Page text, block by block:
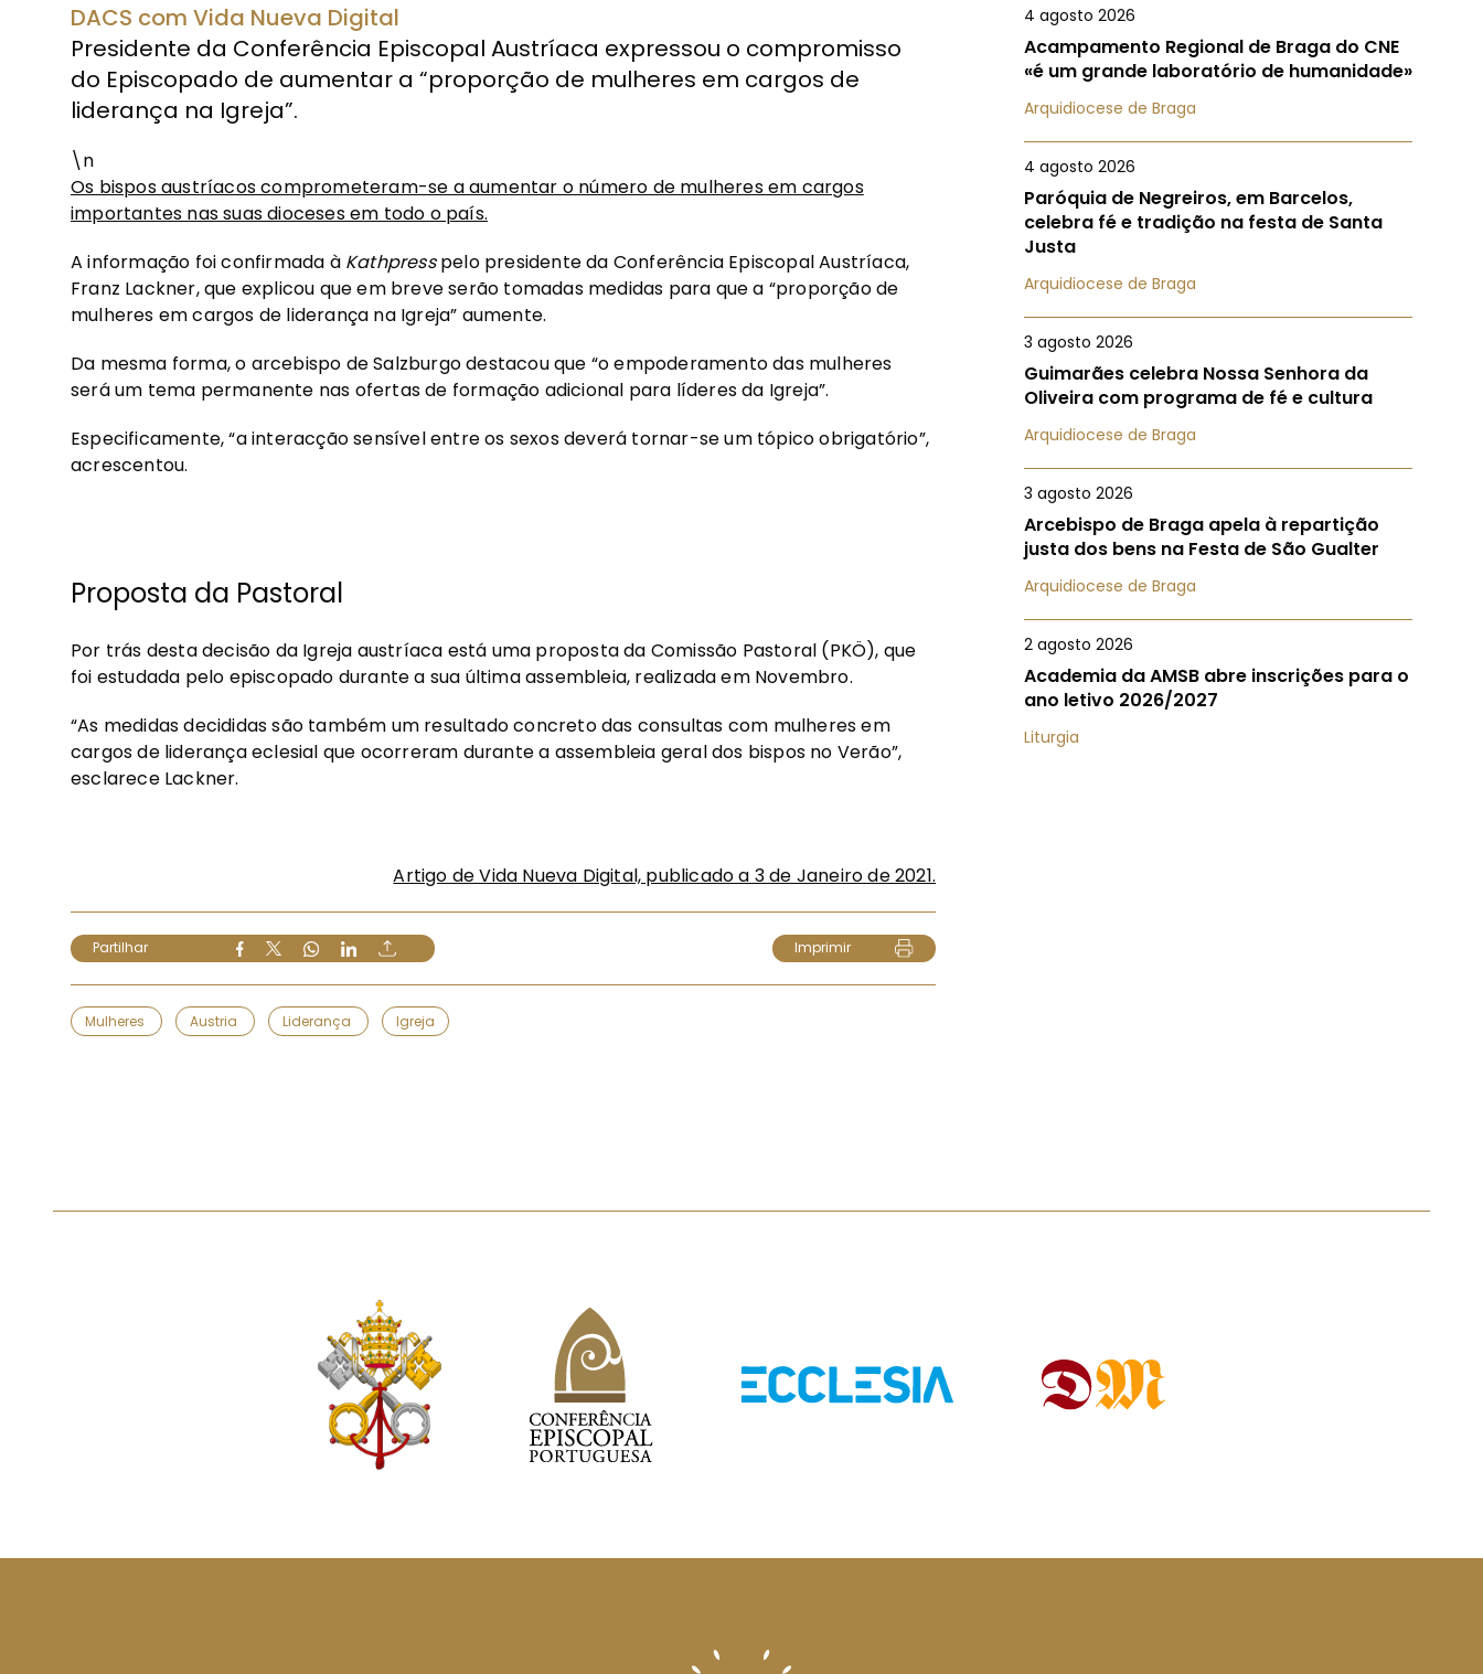
DACS com Vida Nueva Digital
Presidente da Conferência Episcopal Austríaca expressou o compromisso
do Episcopado de aumentar a “proporção de mulheres em cargos de
liderança na Igreja”.
\n
Os bispos austríacos comprometeram-se a aumentar o número de mulheres em cargos
importantes nas suas dioceses em todo o país.
A informação foi confirmada à Kathpresspelo presidente da Conferência Episcopal Austríaca,
Franz Lackner, que explicou que em breve serão tomadas medidas para que a “proporção de
mulheres em cargos de liderança na Igreja” aumente.
Da mesma forma, o arcebispo de Salzburgo destacou que “o empoderamento das mulheres
será um tema permanente nas ofertas de formação adicional para líderes da Igreja”.
Especificamente, “a interacção sensível entre os sexos deverá tornar-se um tópico obrigatório”,
acrescentou.
Proposta da Pastoral
Por trás desta decisão da Igreja austríaca está uma proposta da Comissão Pastoral (PKÖ), que
foi estudada pelo episcopado durante a sua última assembleia, realizada em Novembro.
“As medidas decididas são também um resultado concreto das consultas com mulheres em
cargos de liderança eclesial que ocorreram durante a assembleia geral dos bispos no Verão”,
esclarece Lackner.
Artigo de Vida Nueva Digital, publicado a 3 de Janeiro de 2021.
Partilhar Imprimir
Mulheres Austria Liderança Igreja
4 agosto 2026
Acampamento Regional de Braga do CNE
«é um grande laboratório de humanidade»
Arquidiocese de Braga
4 agosto 2026
Paróquia de Negreiros, em Barcelos,
celebra fé e tradição na festa de Santa
Justa
Arquidiocese de Braga
3 agosto 2026
Guimarães celebra Nossa Senhora da
Oliveira com programa de fé e cultura
Arquidiocese de Braga
3 agosto 2026
Arcebispo de Braga apela à repartição
justa dos bens na Festa de São Gualter
Arquidiocese de Braga
2 agosto 2026
Academia da AMSB abre inscrições para o
ano letivo 2026/2027
Liturgia